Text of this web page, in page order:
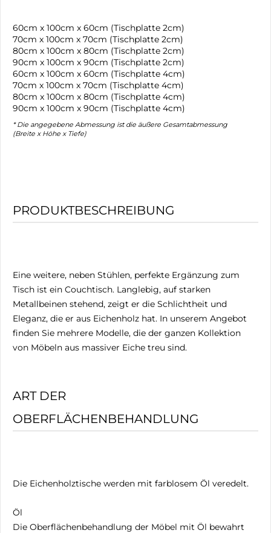
60cm x 100cm x 60cm (Tischplatte 2cm)
70cm x 100cm x 70cm (Tischplatte 2cm)
80cm x 100cm x 80cm (Tischplatte 2cm)
90cm x 100cm x 90cm (Tischplatte 2cm)
60cm x 100cm x 60cm (Tischplatte 4cm)
70cm x 100cm x 70cm (Tischplatte 4cm)
80cm x 100cm x 80cm (Tischplatte 4cm)
90cm x 100cm x 90cm (Tischplatte 4cm)
* Die angegebene Abmessung ist die äußere Gesamtabmessung
(Breite x Höhe x Tiefe)
PRODUKTBESCHREIBUNG
Eine weitere, neben Stühlen, perfekte Ergänzung zum
Tisch ist ein Couchtisch. Langlebig, auf starken
Metallbeinen stehend, zeigt er die Schlichtheit und
Eleganz, die er aus Eichenholz hat. In unserem Angebot
finden Sie mehrere Modelle, die der ganzen Kollektion
von Möbeln aus massiver Eiche treu sind.
ART DER
OBERFLÄCHENBEHANDLUNG
Die Eichenholztische werden mit farblosem Öl veredelt.
Öl
Die Oberflächenbehandlung der Möbel mit Öl bewahrt